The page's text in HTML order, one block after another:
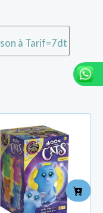
à Tarif=7dt